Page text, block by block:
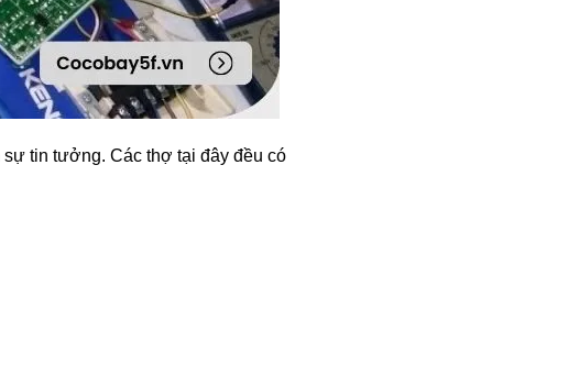
tin tưởng. Các thợ tại đây đều có